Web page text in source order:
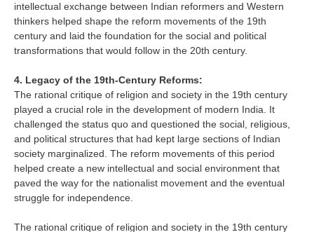
intellectual exchange between Indian reformers and Western
thinkers helped shape the reform movements of the 19th
century and laid the foundation for the social and political
transformations that would follow in the 20th century.
4. Legacy of the 19th-Century Reforms:
The rational critique of religion and society in the 19th century
played a crucial role in the development of modern India. It
challenged the status quo and questioned the social, religious,
and political structures that had kept large sections of Indian
society marginalized. The reform movements of this period
helped create a new intellectual and social environment that
paved the way for the nationalist movement and the eventual
struggle for independence.
The rational critique of religion and society in the 19th century